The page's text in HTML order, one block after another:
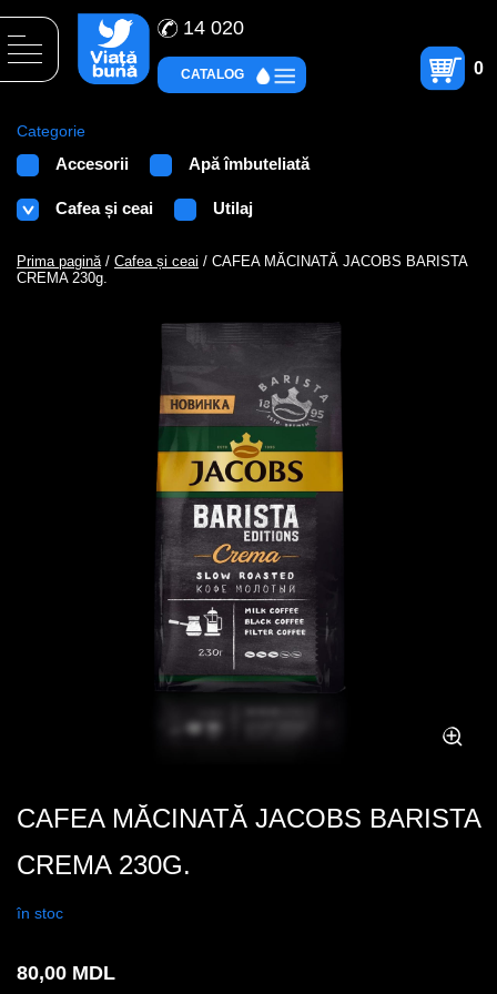
14 020
0
CATALOG
Categorie
Accesorii Apă îmbuteliată
Cafea și ceai Utilaj
Prima pagină/ Cafea și ceai / CAFEA MĂCINATĂ JACOBS BARISTA
CREMA 230g.
CAFEA MĂCINATĂ JACOBS BARISTA
CREMA 230G.
în stoc
80,00 MDL